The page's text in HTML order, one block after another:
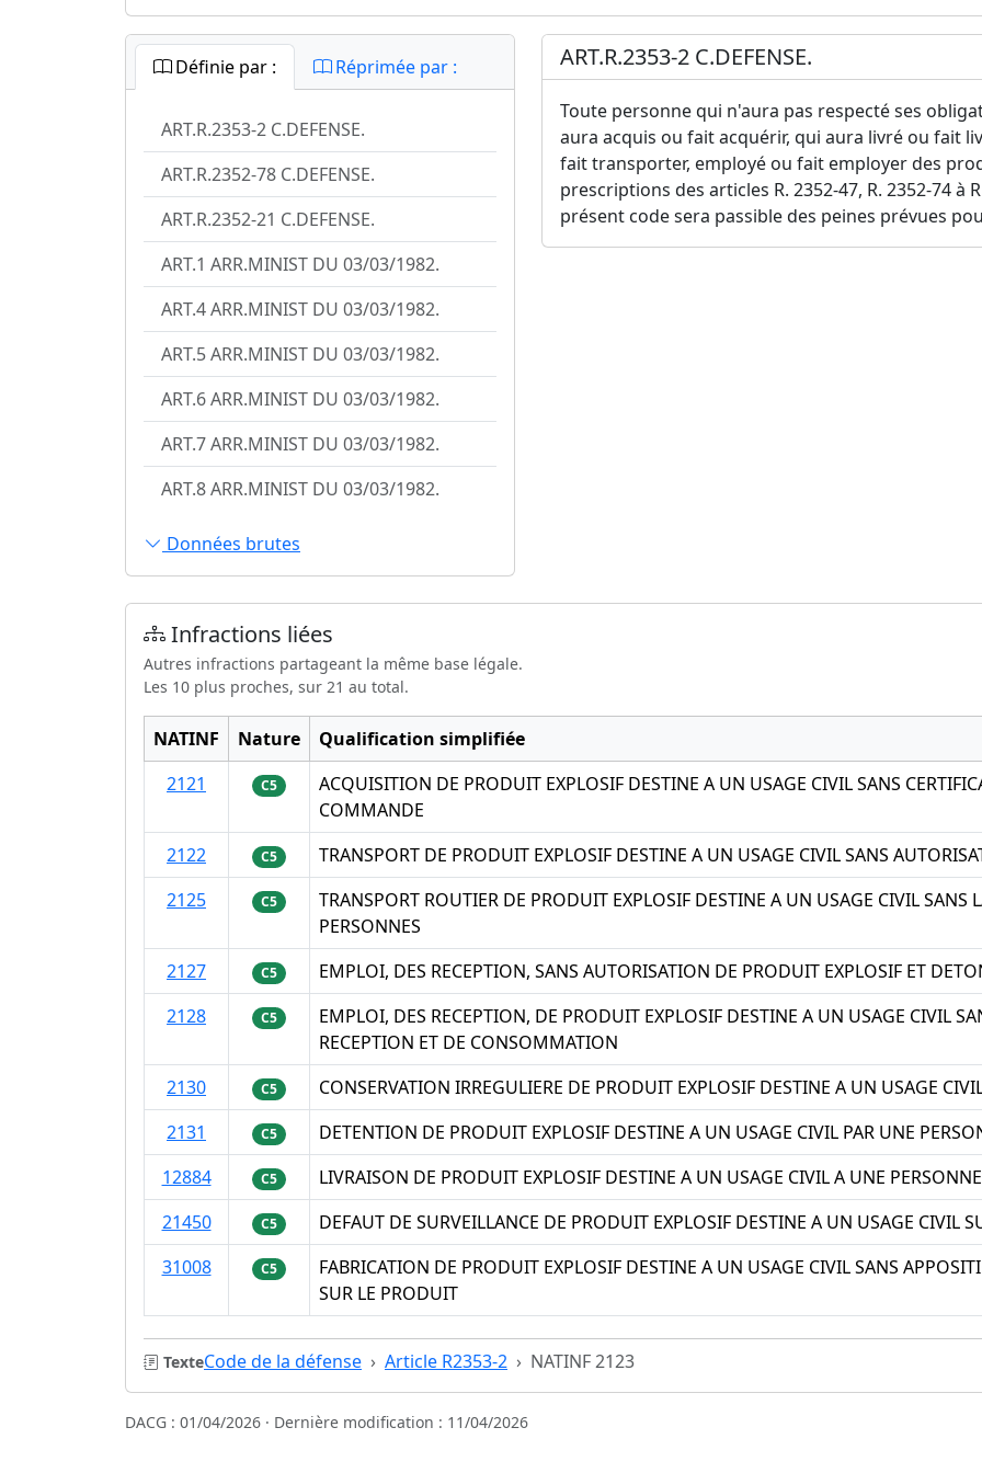
Définie par : Réprimée par :
ART.R.2353-2 C.DEFENSE.
ART.R.2352-78 C.DEFENSE.
ART.R.2352-21 C.DEFENSE.
ART.1 ARR.MINIST DU 03/03/1982.
ART.4 ARR.MINIST DU 03/03/1982.
ART.5 ARR.MINIST DU 03/03/1982.
ART.6 ARR.MINIST DU 03/03/1982.
ART.7 ARR.MINIST DU 03/03/1982.
ART.8 ARR.MINIST DU 03/03/1982.
Données brutes
ART.R.2353-2 C.DEFENSE.
Toute personne qui n'aura pas respecté ses
aura acquis ou fait acquérir, qui aura livré ou fait
fait transporter, employé ou fait employer des
prescriptions des articles R. 2352-47, R. 2352-74 à
présent code sera passible des peines prévues
Infractions liées
Autres infractions partageant la même base légale.
Les 10 plus proches, sur 21 au total.
NATINF Nature
Qualification simplifiée
2121
C5
ACQUISITION DE PRODUIT EXPLOSIF DESTINE A UN USAGE CIVIL SANS
COMMANDE
2122
C5
TRANSPORT DE PRODUIT EXPLOSIF DESTINE A UN USAGE CIVIL SANS
2125
C5
TRANSPORT ROUTIER DE PRODUIT EXPLOSIF DESTINE A UN USAGE CIVIL SANS
PERSONNES
2127
C5
EMPLOI, DES RECEPTION, SANS AUTORISATION DE PRODUIT EXPLOSIF ET
2128
C5
EMPLOI, DES RECEPTION, DE PRODUIT EXPLOSIF DESTINE A UN USAGE CIVIL
RECEPTION ET DE CONSOMMATION
2130
C5
CONSERVATION IRREGULIERE DE PRODUIT EXPLOSIF DESTINE A UN USAGE
2131
C5
DETENTION DE PRODUIT EXPLOSIF DESTINE A UN USAGE CIVIL PAR UNE
12884
C5
LIVRAISON DE PRODUIT EXPLOSIF DESTINE A UN USAGE CIVIL A UNE
21450
C5
DEFAUT DE SURVEILLANCE DE PRODUIT EXPLOSIF DESTINE A UN USAGE CIVIL
31008
C5
FABRICATION DE PRODUIT EXPLOSIF DESTINE A UN USAGE CIVIL SANS
SUR LE PRODUIT
TexteCode de la défense Article R2353-2 NATINF 2123
DACG : 01/04/2026 · Dernière modification : 11/04/2026